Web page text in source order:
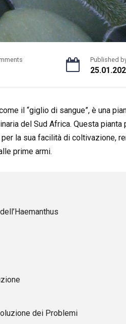
Published
il “giglio di sangue”, è una
del Sud Africa. Questa
la sua facilità di coltivazione,
prime armi.
dei Problemi